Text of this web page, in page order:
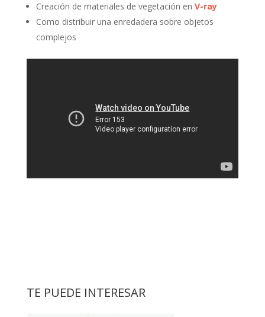
Creación de materiales de vegetación en V-ray
Como distribuir una enredadera sobre objetos
complejos
TE PUEDE INTERESAR